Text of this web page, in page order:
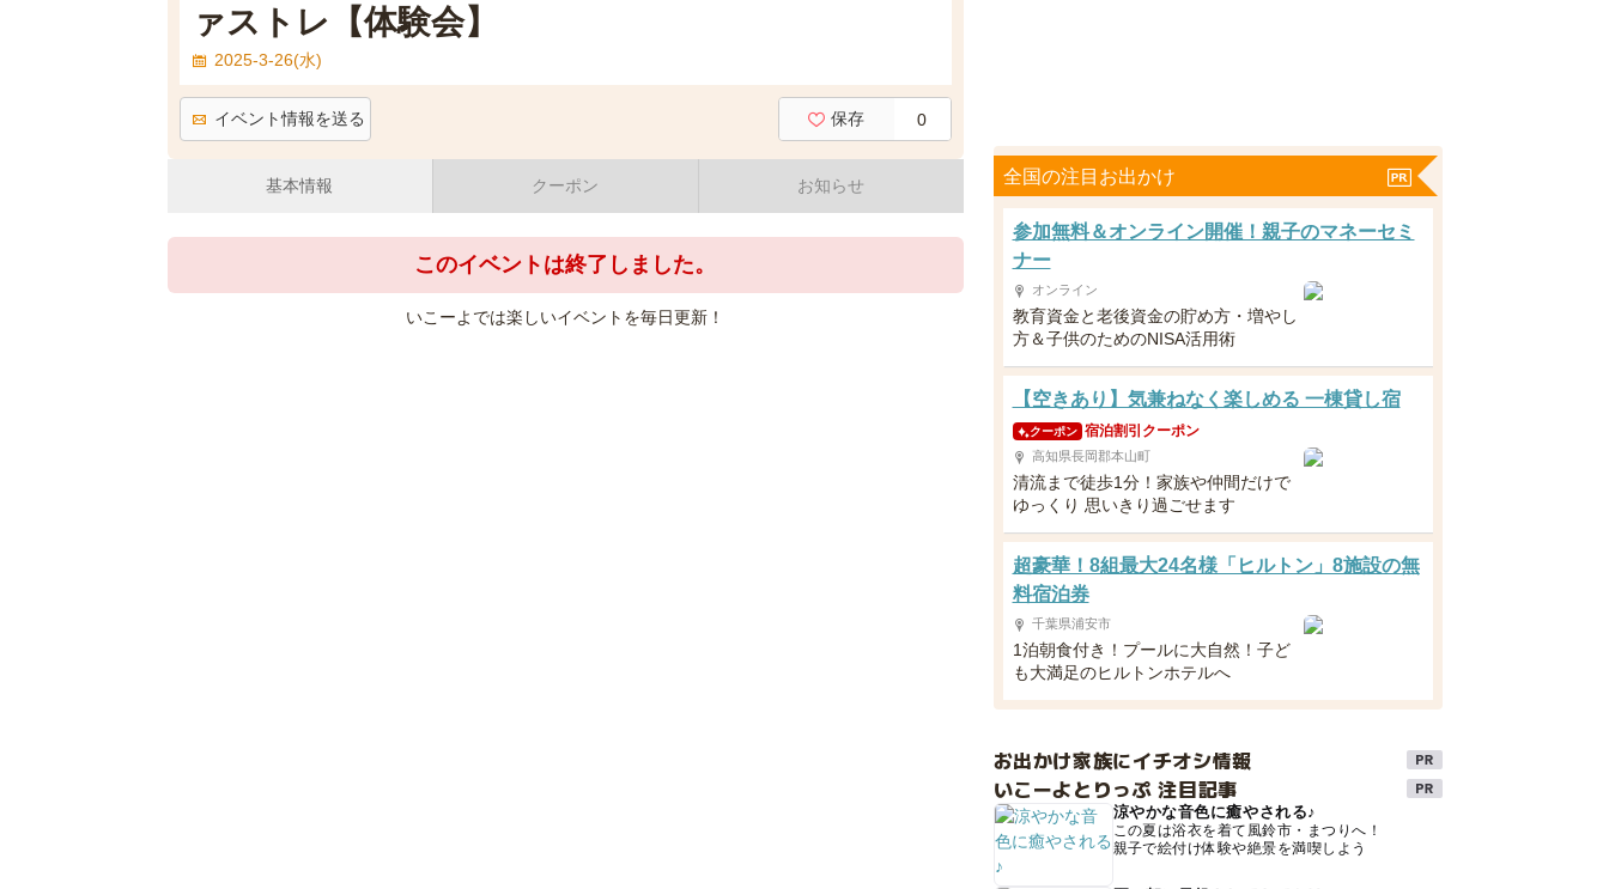
ァストレ【体験会】
2025-3-26(水)
イベント情報を送る 保存 0
基本情報 クーポン お知らせ
このイベントは終了しました。
いこーよでは楽しいイベントを毎日更新！
全国の注目お出かけ
参加無料＆オンライン開催！親子のマネーセミ
ナー
オンライン
教育資金と老後資金の貯め方・増やし
方＆子供のためのNISA活用術
【空きあり】気兼ねなく楽しめる 一棟貸し宿
クーポン 宿泊割引クーポン
高知県長岡郡本山町
清流まで徒歩1分！家族や仲間だけで
ゆっくり 思いきり過ごせます
超豪華！8組最大24名様「ヒルトン」8施設の無
料宿泊券
千葉県浦安市
1泊朝食付き！プールに大自然！子ど
も大満足のヒルトンホテルへ
お出かけ家族にイチオシ情報
いこーよとりっぷ 注目記事
涼やかな音色に癒やされる♪
この夏は浴衣を着て風鈴市・まつりへ！
親子で絵付け体験や絶景を満喫しよう